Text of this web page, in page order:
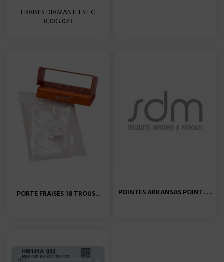
FRAISES DIAMANTEES FG
830G 023
PORTE FRAISES 18 TROUS... P
OINTES ARKANSAS POINTUE...